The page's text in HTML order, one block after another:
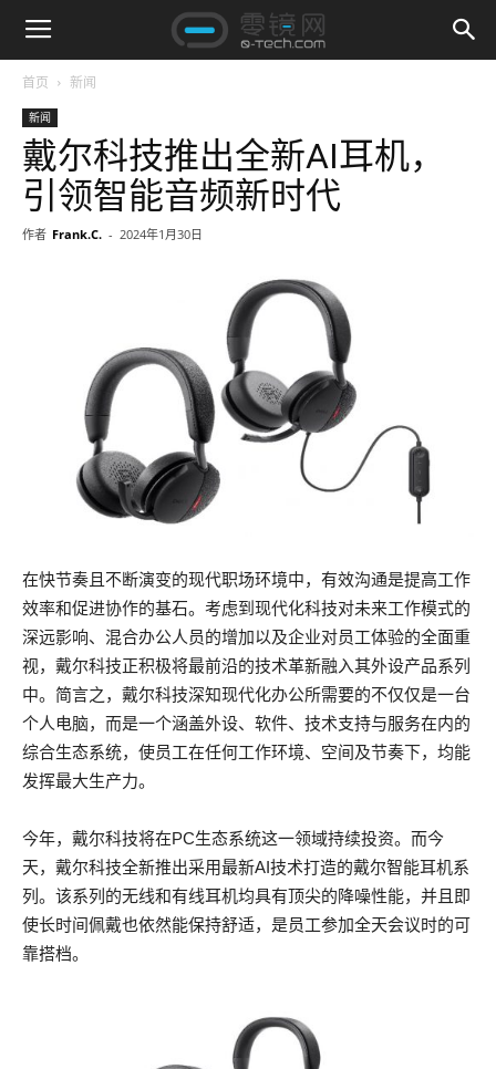
首页 新闻
新闻
戴尔科技推出全新AI耳机，
引领智能音频新时代
作者 Frank.C. - 2024年1月30日
在快节奏且不断演变的现代职场环境中，有效沟通是提高工作
效率和促进协作的基石。考虑到现代化科技对未来工作模式的
深远影响、混合办公人员的增加以及企业对员工体验的全面重
视，戴尔科技正积极将最前沿的技术革新融入其外设产品系列
中。简言之，戴尔科技深知现代化办公所需要的不仅仅是一台
个人电脑，而是一个涵盖外设、软件、技术支持与服务在内的
综合生态系统，使员工在任何工作环境、空间及节奏下，均能
发挥最大生产力。
今年，戴尔科技将在PC生态系统这一领域持续投资。而今
天，戴尔科技全新推出采用最新AI技术打造的戴尔智能耳机系
列。该系列的无线和有线耳机均具有顶尖的降噪性能，并且即
使长时间佩戴也依然能保持舒适，是员工参加全天会议时的可
靠搭档。